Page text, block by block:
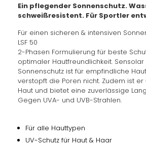
Ein pflegender Sonnenschutz.
schweißresistent. Für Sportler
Für einen sicheren & intensiven
LSF 50
2-Phasen Formulierung für beste
optimaler Hautfreundlichkeit. Sensolar
Sonnenschutz ist für empfindliche
verstopft die Poren nicht. Zudem ist
Haut und bietet eine zuverlässige
Gegen UVA- und UVB-Strahlen.
Für alle Hauttypen
UV-Schutz für Haut & Haar